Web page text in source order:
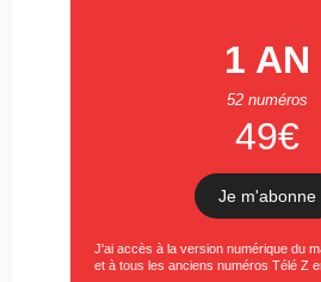
1 AN
52 numéros
49€
Je m'abonne
J'ai accès à la version numérique du
et à tous les anciens numéros Télé Z